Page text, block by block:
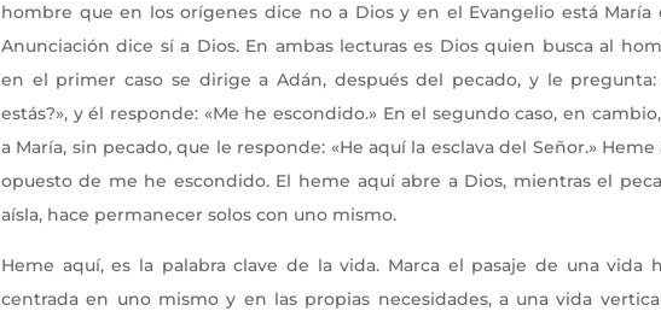
hombre que en los orígenes dice no a Dios y en el Evangelio está María
Anunciación dice sí a Dios. En ambas lecturas es Dios quien busca al
en el primer caso se dirige a Adán, después del pecado, y le pregunta:
estás?», y él responde: «Me he escondido.» En el segundo caso, en
a María, sin pecado, que le responde: «He aquí la esclava del Señor.» Heme
opuesto de me he escondido. El heme aquí abre a Dios, mientras el
aísla, hace permanecer solos con uno mismo.
Heme aquí, es la palabra clave de la vida. Marca el pasaje de una vida
centrada en uno mismo y en las propias necesidades, a una vida